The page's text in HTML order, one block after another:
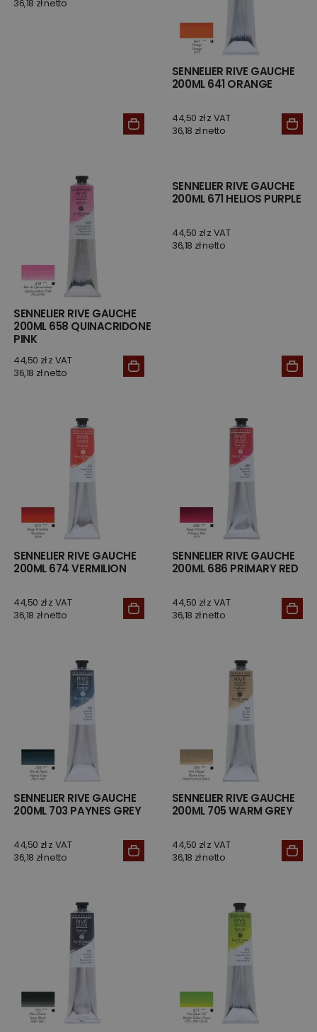
36,18 zł netto
SENNELIER RIVE GAUCHE
200ML 641 ORANGE
44,50 zł z VAT
36,18 zł netto
SENNELIER RIVE GAUCHE
200ML 658 QUINACRIDONE
PINK
44,50 zł z VAT
36,18 zł netto
SENNELIER RIVE GAUCHE
200ML 671 HELIOS PURPLE
44,50 zł z VAT
36,18 zł netto
SENNELIER RIVE GAUCHE
200ML 674 VERMILION
44,50 zł z VAT
36,18 zł netto
SENNELIER RIVE GAUCHE
200ML 686 PRIMARY RED
44,50 zł z VAT
36,18 zł netto
SENNELIER RIVE GAUCHE
200ML 703 PAYNES GREY
44,50 zł z VAT
36,18 zł netto
SENNELIER RIVE GAUCHE
200ML 705 WARM GREY
44,50 zł z VAT
36,18 zł netto